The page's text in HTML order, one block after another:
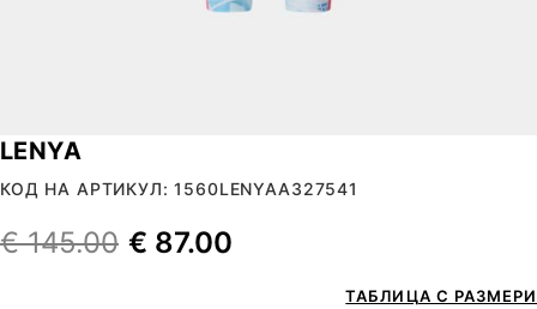
LENYA
КОД НА АРТИКУЛ: 1560LENYAA327541
€145.00 € 87.00
ТАБЛИЦА С РАЗМЕРИ